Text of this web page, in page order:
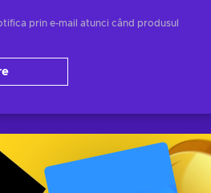
prin e-mail atunci când produsul